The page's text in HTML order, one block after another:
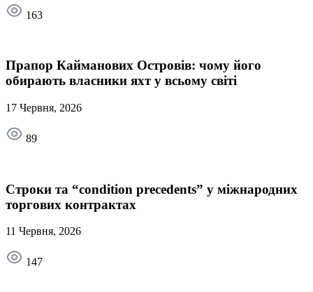
163
Прапор Кайманових Островів: чому його
обирають власники яхт у всьому світі
17 Червня, 2026
89
Строки та “condition precedents” у міжнародних
торгових контрактах
11 Червня, 2026
147